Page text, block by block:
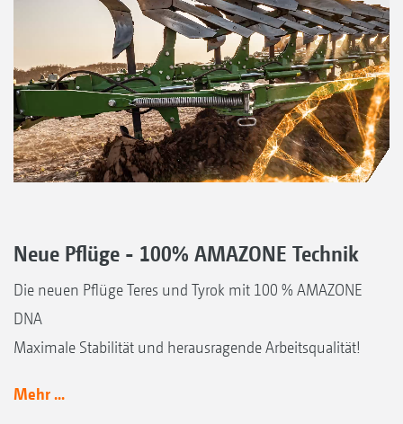
Neue Pflüge - 100% AMAZONE Technik
Die neuen Pflüge Teres und Tyrok mit 100 % AMAZONE
DNA
Maximale Stabilität und herausragende Arbeitsqualität!
Mehr ...